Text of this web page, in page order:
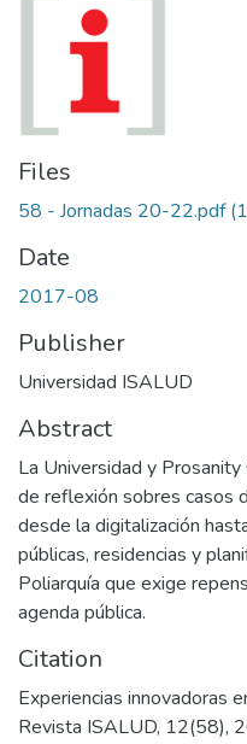
Files
58 - Jornadas 20-22.pdf
Date
2017-08
Publisher
Universidad ISALUD
Abstract
La Universidad y
de reflexión sobres casos
desde la digitalización
públicas, residencias y
Poliarquía que exige
agenda pública.
Citation
Experiencias innovadoras
Revista ISALUD, 12(58),